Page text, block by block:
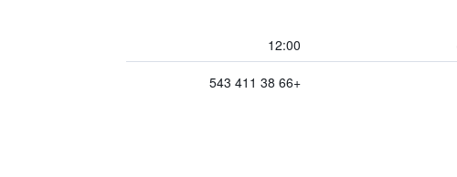
12:00
+66 38 411 543